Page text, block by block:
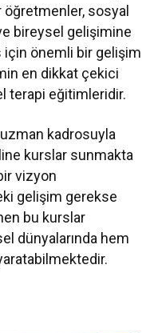
öğretmenler, sosyal
bireysel gelişimine
için önemli bir gelişim
en dikkat çekici
terapi eğitimleridir.
kadrosuyla
kurslar sunmakta
vizyon
gelişim gerekse
bu kurslar
dünyalarında hem